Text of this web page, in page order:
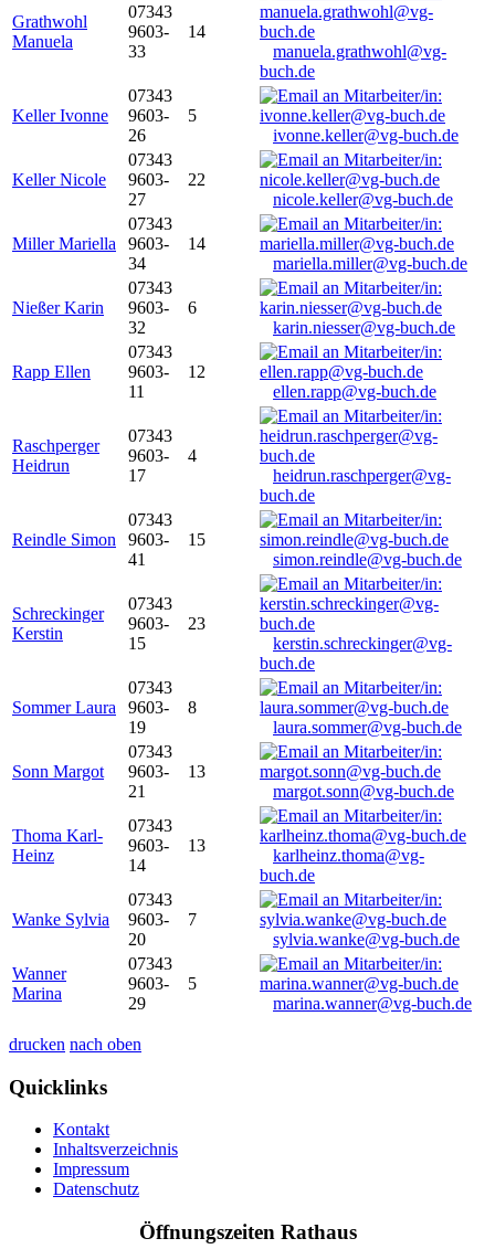
Grathwohl
Manuela
07343
9603-
33
14
manuela.grathwohl@vg-
buch.de
Keller Ivonne
07343
9603-
26
5
ivonne.keller@vg-buch.de
Keller Nicole
07343
9603-
27
22
nicole.keller@vg-buch.de
Miller Mariella
07343
9603-
34
14
mariella.miller@vg-buch.de
Nießer Karin
07343
9603-
32
6
karin.niesser@vg-buch.de
Rapp Ellen
07343
9603-
11
12
ellen.rapp@vg-buch.de
Raschperger
Heidrun
07343
9603-
17
4
heidrun.raschperger@vg-
buch.de
Reindle Simon
07343
9603-
41
15
simon.reindle@vg-buch.de
Schreckinger
Kerstin
07343
9603-
15
23
kerstin.schreckinger@vg-
buch.de
Sommer Laura
07343
9603-
19
8
laura.sommer@vg-buch.de
Sonn Margot
07343
9603-
21
13
margot.sonn@vg-buch.de
Thoma Karl-
Heinz
07343
9603-
14
13
karlheinz.thoma@vg-
buch.de
Wanke Sylvia
07343
9603-
20
7
sylvia.wanke@vg-buch.de
Wanner
Marina
07343
9603-
29
5
marina.wanner@vg-buch.de
drucken nach oben
Quicklinks
Kontakt
Inhaltsverzeichnis
Impressum
Datenschutz
Öffnungszeiten Rathaus